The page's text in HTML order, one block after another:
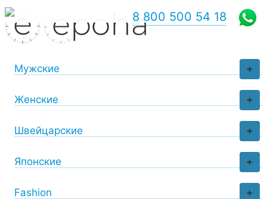
+
Мужские
+
Женские
+
Швейцарские
+
Японские
+
Fashion
8 800 500 54 18